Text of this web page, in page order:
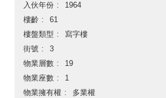
入伙年份
1964
樓齡
61
樓盤類型
寫字樓
街號
3
物業層數
19
物業座數
1
物業擁有權
多業權